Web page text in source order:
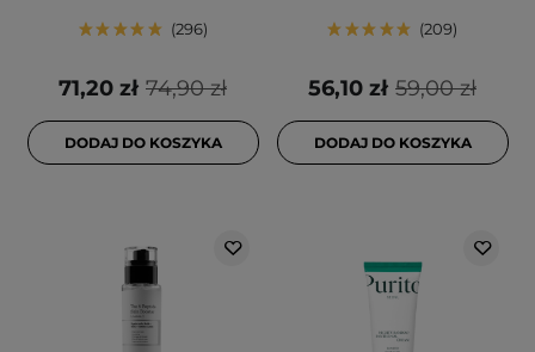
296
74,90 zł
71,20 zł
DODAJ DO KOSZYKA
209
59,00 zł
56,10 zł
DODAJ DO KOSZYKA